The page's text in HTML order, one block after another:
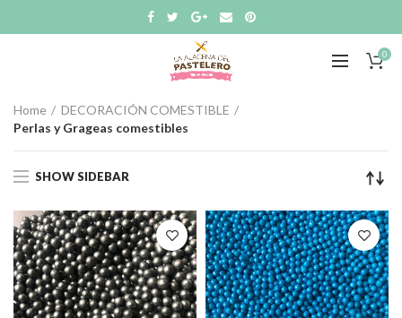
0
Home
DECORACIÓN COMESTIBLE
Perlas y Grageas comestibles
SHOW SIDEBAR